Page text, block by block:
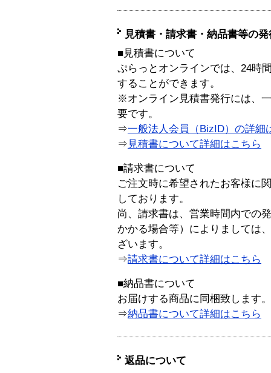
見積書・請求書・納品書等の
■見積書について
ぷらっとオンラインでは、24時
することができます。
※オンライン見積書発行には、
要です。
⇒一般法人会員（BizID）の詳細
⇒ 見積書について詳細はこちら
■請求書について
ご注文時に希望されたお客様に
しております。
尚、請求書は、営業時間内での
かかる場合等）によりましては
ざいます。
⇒請求書について詳細はこちら
■納品書について
お届けする商品に同梱致します。
⇒納品書について詳細はこちら
返品について